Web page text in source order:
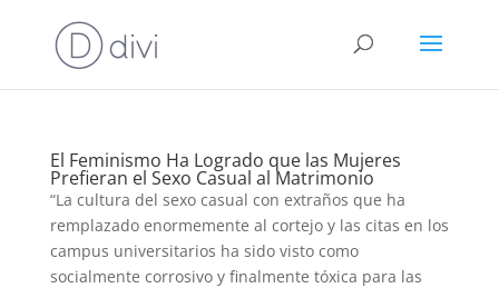
El Feminismo Ha Logrado que las Mujeres
Prefieran el Sexo Casual al Matrimonio
“La cultura del sexo casual con extraños que ha
remplazado enormemente al cortejo y las citas en los
campus universitarios ha sido visto como
socialmente corrosivo y finalmente tóxica para las